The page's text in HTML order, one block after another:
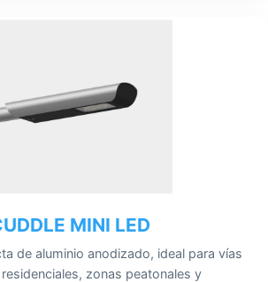
MINI LED
de aluminio anodizado, ideal para vías
zonas peatonales y